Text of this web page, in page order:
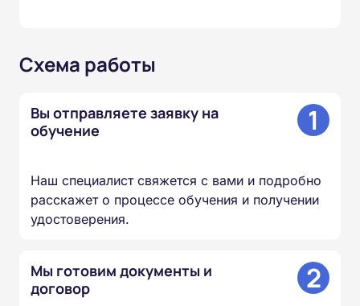
Схема работы
Вы отправляете заявку на
обучение
1
Наш специалист свяжется с вами и подробно
расскажет о процессе обучения и получении
удостоверения.
Мы готовим документы и
договор
2